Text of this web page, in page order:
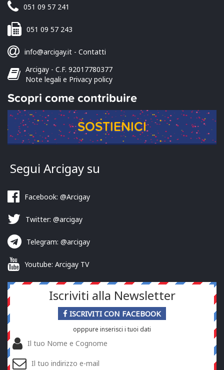
051 09 57 241
051 09 57 243
info@arcigay.it - Contatti
Arcigay - C.F. 92017780377
Note legali e Privacy policy
Scopri come contribuire
SOSTIENICI
Segui Arcigay su
Facebook: @Arcigay
Twitter: @arcigay
Telegram: @arcigay
Youtube: Arcigay TV
Iscriviti alla Newsletter
ISCRIVITI CON FACEBOOK
opppure inserisci i tuoi dati